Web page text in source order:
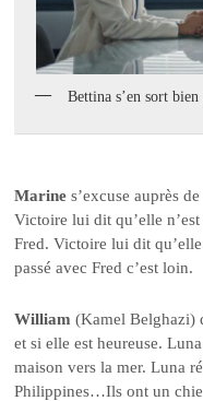
Bettina s’en sort
Marines’excuse auprès
Victoire lui dit qu’elle
Fred. Victoire lui dit
passé avec Fred c’est loin.
William(Kamel Belghazi)
et si elle est heureuse.
maison vers la mer. Luna
Philippines…Ils ont un